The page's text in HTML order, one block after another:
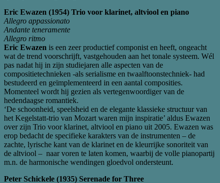
Eric Ewazen (1954) Trio voor klarinet, altviool en piano
Allegro appassionato
Andante teneramente
Allegro ritmo
Eric Ewazen is een zeer productief componist en heeft, ongeacht
wat de trend voorschrijft, vastgehouden aan het tonale systeem. Wél
pas nadat hij in zijn studiejaren alle aspecten van de
compositietechnieken -als serialisme en twaalftoonstechniek- had
bestudeerd en geïmplementeerd in een aantal composities.
Momenteel wordt hij gezien als vertegenwoordiger van de
hedendaagse romantiek.
‘De schoonheid, speelsheid en de elegante klassieke structuur van
het Kegelstatt-trio van Mozart waren mijn inspiratie’ aldus Ewazen
over zijn Trio voor klarinet, altviool en piano uit 2005. Ewazen was
erop bedacht de specifieke karakters van de instrumenten – de
zachte, lyrische kant van de klarinet en de kleurrijke sonoriteit van
de altviool – naar voren te laten komen, waarbij de volle pianopartij
m.n. de harmonische wendingen gloedvol ondersteunt.
Peter Schickele (1935) Serenade for Three